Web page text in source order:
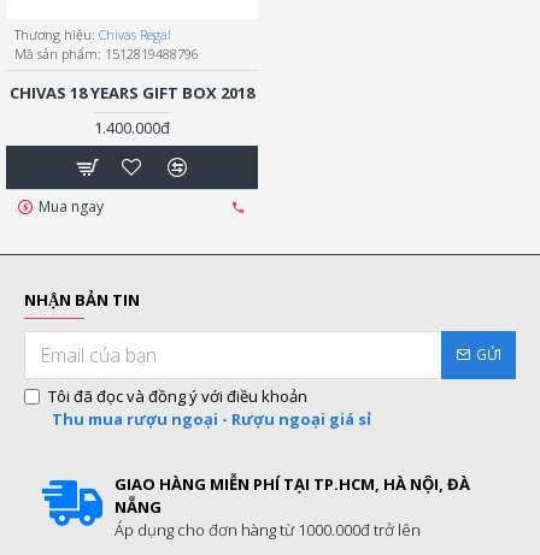
Thương hiệu: Chivas Regal
Mã sản phẩm: 1512819488796
CHIVAS 18 YEARS GIFT BOX 2018
1.400.000đ
Mua ngay
NHẬN BẢN TIN
GỬI
Tôi đã đọc và đồng ý với điều khoản
Thu mua rượu ngoại - Rượu ngoại giá sỉ
GIAO HÀNG MIỄN PHÍ TẠI TP.HCM, HÀ NỘI, ĐÀ
NẴNG
Áp dụng cho đơn hàng từ 1000.000đ trở lên